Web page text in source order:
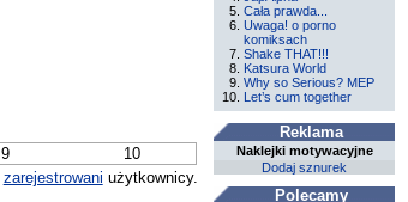
9
10
zarejestrowani użytkownicy.
Cała prawda...
Uwaga! o porno
komiksach
Shake THAT!!!
Katsura World
Why so Serious? MEP
Let’s cum together
Reklama
Naklejki motywacyjne
Dodaj sznurek
Polecamy